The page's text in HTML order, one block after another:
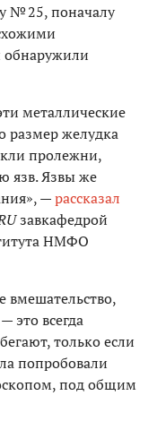
№ 25, поначалу
обнаружили
металлические
размер желудка
пролежни,
язв. Язвы же
—рассказал
завкафедрой
НМФО
вмешательство,
это всегда
только если
попробовали
под общим